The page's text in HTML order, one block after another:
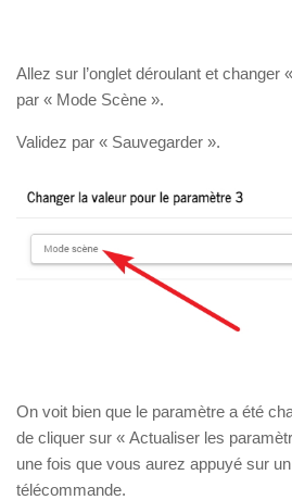
Allez sur l’onglet déroulant et changer
par « Mode Scène ».
Validez par « Sauvegarder ».
On voit bien que le paramètre a été
de cliquer sur « Actualiser les
une fois que vous aurez appuyé sur
télécommande.